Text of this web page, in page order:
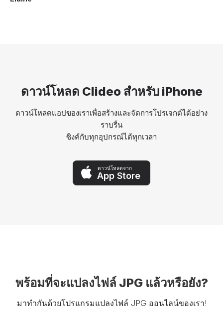
ดาวน์โหลด Clideo สำหรับ iPhone
ดาวน์โหลดแอปของเราเพื่อสร้างและจัดการโปรเจกต์ได้อย่าง
ราบรื่น
ซิงค์กับทุกอุปกรณ์ได้ทุกเวลา
ดาวน์โหลดจาก
App Store
พร้อมที่จะแปลงไฟล์ JPG แล้วหรือยัง?
มาทำกันด้วยโปรแกรมแปลงไฟล์ JPG ออนไลน์ของเรา!